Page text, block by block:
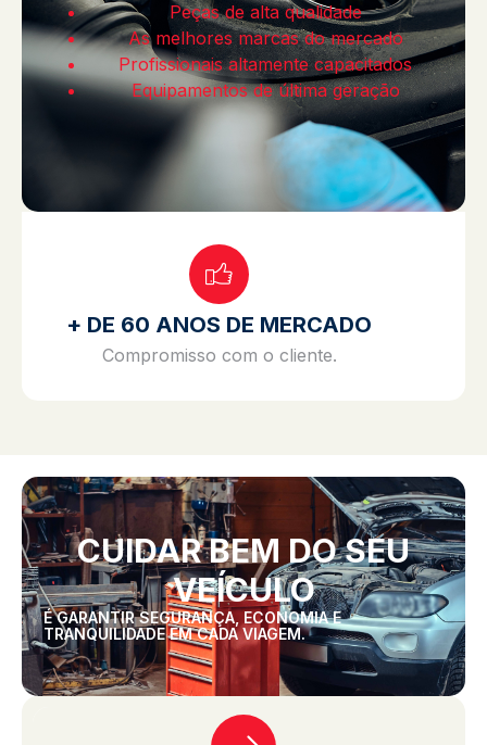
Peças de alta qualidade
As melhores marcas do mercado
Profissionais altamente capacitados
Equipamentos de última geração
+ DE 60 ANOS DE MERCADO
Compromisso com o cliente.
CUIDAR BEM DO SEU
VEÍCULO
É GARANTIR SEGURANÇA, ECONOMIA E
TRANQUILIDADE EM CADA VIAGEM.